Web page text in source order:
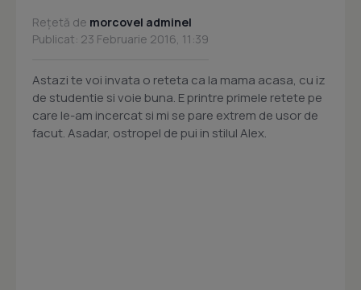
Rețetă de morcovel adminel
Publicat: 23 Februarie 2016, 11:39
Astazi te voi invata o reteta ca la mama acasa, cu iz
de studentie si voie buna. E printre primele retete pe
care le-am incercat si mi se pare extrem de usor de
facut. Asadar, ostropel de pui in stilul Alex.